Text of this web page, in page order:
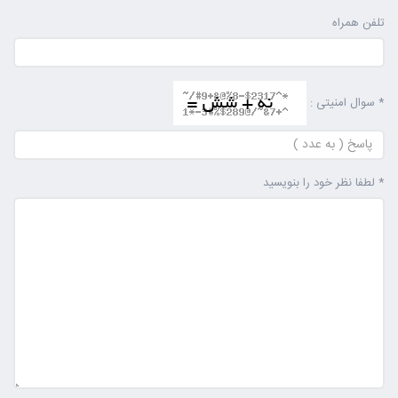
تلفن همراه
* سوال امنیتی :
* لطفا نظر خود را بنویسید